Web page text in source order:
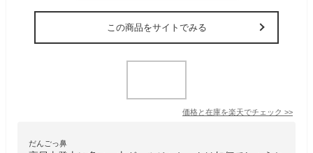
この商品をサイトでみる
価格と在庫を楽天でチェック >>
だんごっ鼻